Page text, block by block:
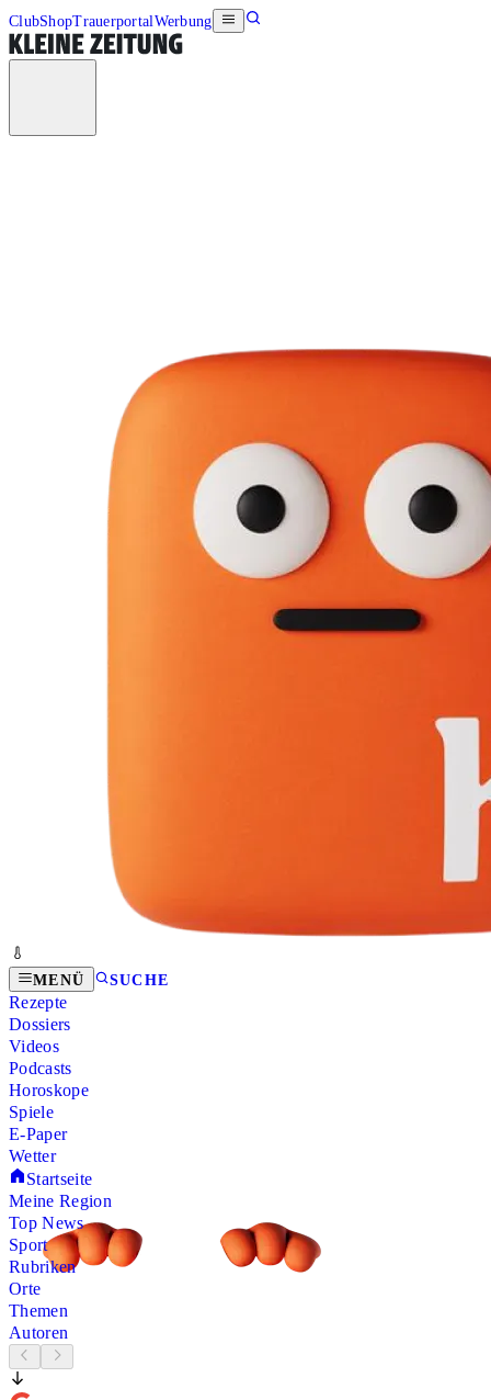
ClubShopTrauerportalWerbung
MENÜ SUCHE
Rezepte
Dossiers
Videos
Podcasts
Horoskope
Spiele
E-Paper
Wetter
Startseite
Meine Region
Top News
Sport
Rubriken
Orte
Themen
Autoren